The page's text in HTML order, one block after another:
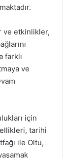
ve etkinlikler,
farklı
ve
için
tarihi
ile Oltu,